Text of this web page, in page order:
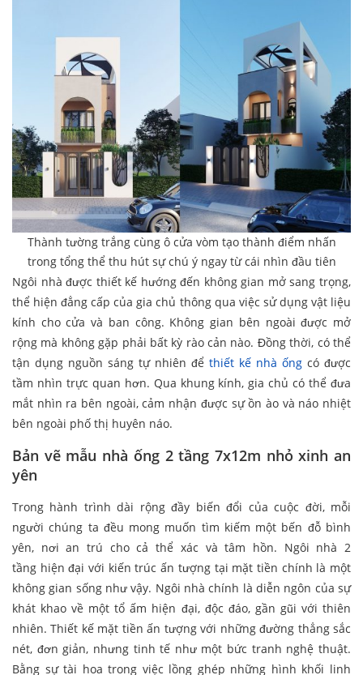
Thành tường trắng cùng ô cửa vòm tạo thành điểm nhấn
trong tổng thể thu hút sự chú ý ngay từ cái nhìn đầu tiên
Ngôi nhà được thiết kế hướng đến không gian mở sang trọng,
thể hiện đẳng cấp của gia chủ thông qua việc sử dụng vật liệu
kính cho cửa và ban công. Không gian bên ngoài được mở
rộng mà không gặp phải bất kỳ rào cản nào. Đồng thời, có thể
tận dụng nguồn sáng tự nhiên để thiết kế nhà ống có được
tầm nhìn trực quan hơn. Qua khung kính, gia chủ có thể đưa
mắt nhìn ra bên ngoài, cảm nhận được sự ồn ào và náo nhiệt
bên ngoài phố thị huyên náo.
Bản vẽ mẫu nhà ống 2 tầng 7x12m nhỏ xinh an
yên
Trong hành trình dài rộng đầy biến đổi của cuộc đời, mỗi
người chúng ta đều mong muốn tìm kiếm một bến đỗ bình
yên, nơi an trú cho cả thể xác và tâm hồn. Ngôi nhà 2
tầng hiện đại với kiến trúc ấn tượng tại mặt tiền chính là một
không gian sống như vậy. Ngôi nhà chính là diễn ngôn của sự
khát khao về một tổ ấm hiện đại, độc đáo, gần gũi với thiên
nhiên. Thiết kế mặt tiền ấn tượng với những đường thẳng sắc
nét, đơn giản, nhưng tinh tế như một bức tranh nghệ thuật.
Bằng sự tài hoa trong việc lồng ghép những hình khối linh